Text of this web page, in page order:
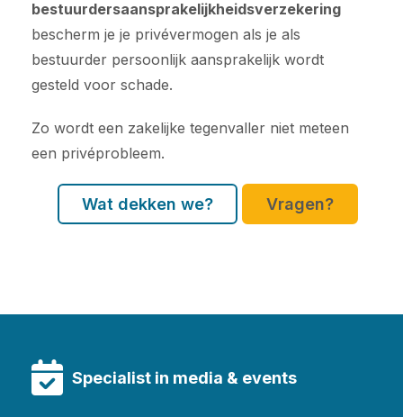
bestuurdersaansprakelijkheidsverzekering
bescherm je je privévermogen als je als
bestuurder persoonlijk aansprakelijk wordt
gesteld voor schade.
Zo wordt een zakelijke tegenvaller niet meteen
een privéprobleem.
Wat dekken we? Vragen?
Specialist in media & events